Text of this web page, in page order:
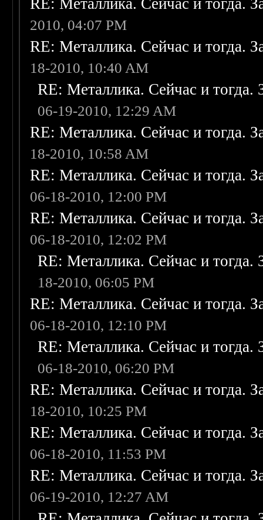
RE: Металлика. Сейчас и тогда.
2010, 04:07 PM
RE: Металлика. Сейчас и тогда.
18-2010, 10:40 AM
RE: Металлика. Сейчас и
06-19-2010, 12:29 AM
RE: Металлика. Сейчас и тогда.
18-2010, 10:58 AM
RE: Металлика. Сейчас и тогда.
06-18-2010, 12:00 PM
RE: Металлика. Сейчас и тогда.
06-18-2010, 12:02 PM
RE: Металлика. Сейчас и
18-2010, 06:05 PM
RE: Металлика. Сейчас и тогда.
06-18-2010, 12:10 PM
RE: Металлика. Сейчас и
06-18-2010, 06:20 PM
RE: Металлика. Сейчас и тогда.
18-2010, 10:25 PM
RE: Металлика. Сейчас и тогда.
06-18-2010, 11:53 PM
RE: Металлика. Сейчас и тогда.
06-19-2010, 12:27 AM